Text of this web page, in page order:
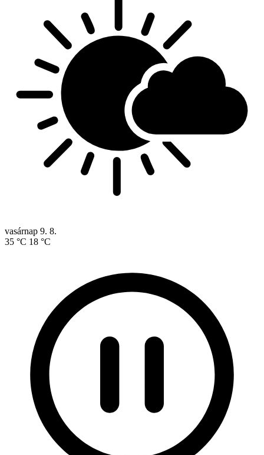
vasárnap 9. 8.
35 °C 18 °C